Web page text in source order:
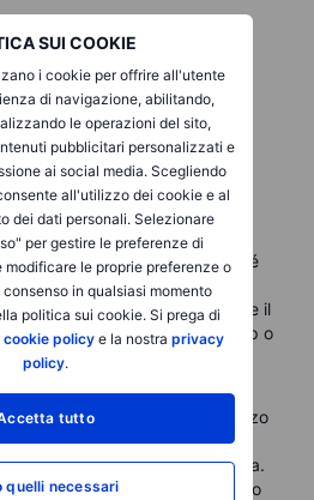
SUI COOKIE
i cookie per offrire all'utente
di navigazione, abilitando,
le operazioni del sito,
pubblicitari personalizzati e
ai social media. Scegliendo
all'utilizzo dei cookie e al
dei dati personali. Selezionare
per gestire le preferenze di
modificare le proprie preferenze o
in qualsiasi momento
politica sui cookie. Si prega di
cookie policye la nostra privacy
policy.
tutto
quelli necessari
essere così:
giorno
si chiuderà se il prezzo
di un giorno. Avere questo
può causare problemi perché
se i prezzi rientrano in
lo stop loss è condizionato. Se il
ma non toccare la soglia di stop o
attivo.
stop loss quando il prezzo
riapre il giorno successivo, il
stai subendo una perdita.
nel range impostato per lo